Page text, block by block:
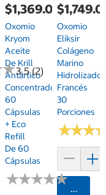
★
★3.5 (2)
$1,369.00
Oxomio
Kryom
Aceite
De Krill
Antártico
Concentrado
60
Cápsulas
+ Eco
Refill
De 60
Cápsulas
★★★★★
★★★★★
Oxomio
Eliksir
Colágeno
Marino
Hidrolizado
Francés
30
Porciones
★★★
★★★